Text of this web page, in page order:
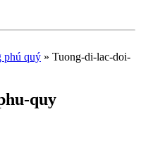
phú quý » Tuong-di-lac-doi-
quy